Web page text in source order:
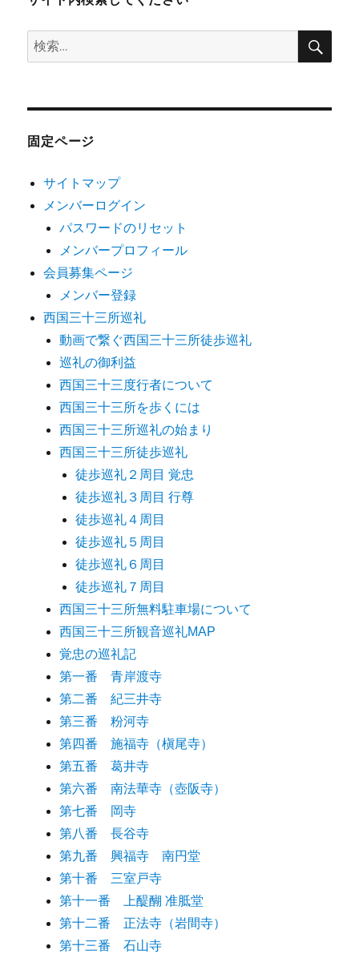
検
索:
検
固定ページ
サイトマップ
メンバーログイン
パスワードのリセット
メンバープロフィール
会員募集ページ
メンバー登録
西国三十三所巡礼
動画で繋ぐ西国三十三所徒歩巡礼
巡礼の御利益
西国三十三度行者について
西国三十三所を歩くには
西国三十三所巡礼の始まり
西国三十三所徒歩巡礼
徒歩巡礼２周目 覚忠
徒歩巡礼３周目 行尊
徒歩巡礼４周目
徒歩巡礼５周目
徒歩巡礼６周目
徒歩巡礼７周目
西国三十三所無料駐車場について
西国三十三所観音巡礼MAP
覚忠の巡礼記
第一番 青岸渡寺
第二番 紀三井寺
第三番 粉河寺
第四番 施福寺（槇尾寺）
第五番 葛井寺
第六番 南法華寺（壺阪寺）
第七番 岡寺
第八番 長谷寺
第九番 興福寺 南円堂
第十番 三室戸寺
第十一番 上醍醐 准胝堂
第十二番 正法寺（岩間寺）
第十三番 石山寺